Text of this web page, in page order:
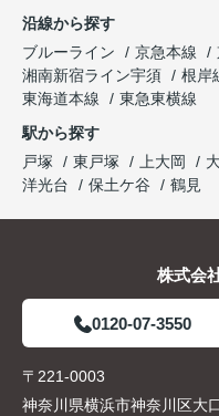
沿線から探す
ブルーライン
京急本線
湘南新宿ライン宇須
根岸
東海道本線
東急東横線
駅から探す
戸塚
東戸塚 上大岡
洋光台
保土ケ谷 鶴見
株式会
0120-07-3550
〒221-0003
神奈川県横浜市神奈川区大